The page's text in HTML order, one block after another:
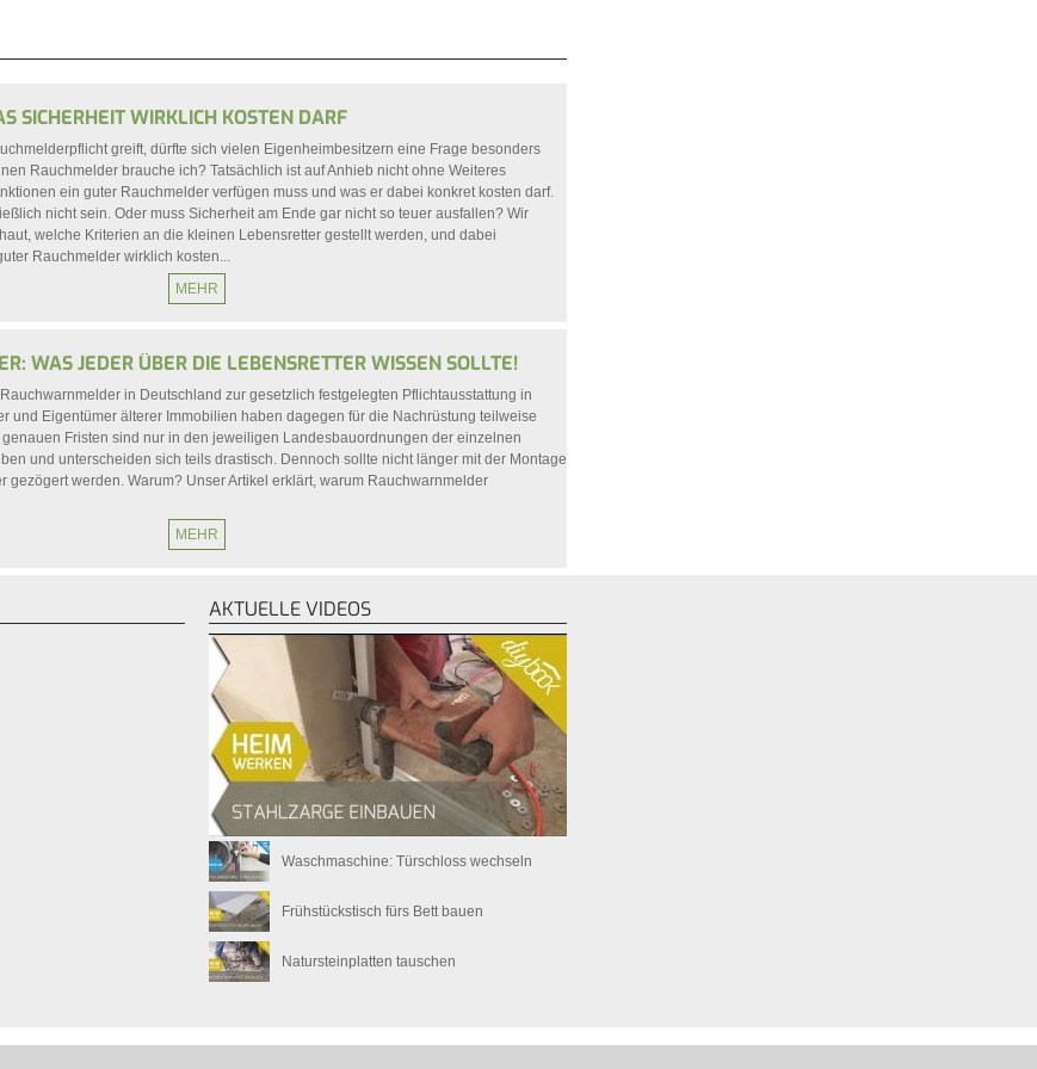
SICHERHEIT WIRKLICH KOSTEN DARF
greift, dürfte sich vielen Eigenheimbesitzern eine Frage besonders
Rauchmelder brauche ich? Tatsächlich ist auf Anhieb nicht ohne Weiteres
ein guter Rauchmelder verfügen muss und was er dabei konkret kosten darf.
nicht sein. Oder muss Sicherheit am Ende gar nicht so teuer ausfallen? Wir
welche Kriterien an die kleinen Lebensretter gestellt werden, und dabei
Rauchmelder wirklich kosten...
MEHR
WAS JEDER ÜBER DIE LEBENSRETTER WISSEN SOLLTE!
in Deutschland zur gesetzlich festgelegten Pflichtausstattung in
und Eigentümer älterer Immobilien haben dagegen für die Nachrüstung teilweise
Fristen sind nur in den jeweiligen Landesbauordnungen der einzelnen
und unterscheiden sich teils drastisch. Dennoch sollte nicht länger mit der Montage
gezögert werden. Warum? Unser Artikel erklärt, warum Rauchwarnmelder
MEHR
AKTUELLE VIDEOS
Waschmaschine: Türschloss wechseln
Frühstückstisch fürs Bett bauen
Natursteinplatten tauschen